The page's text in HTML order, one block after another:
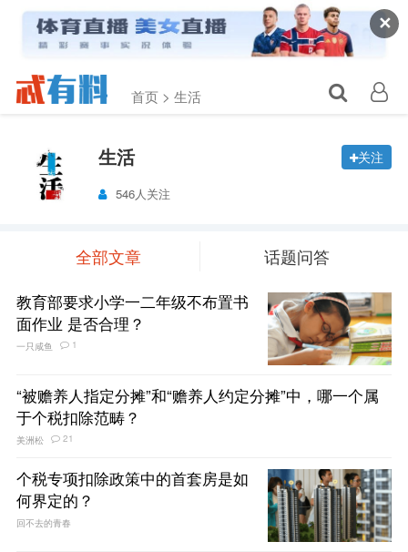
✕
首页 > 生活
生活
546人关注
关注
全部文章
话题问答
教育部要求小学一二年级不布置书
面作业 是否合理？
一只咸鱼 1
“被赡养人指定分摊”和“赡养人约定分摊”中，哪一个属
于个税扣除范畴？
美洲松 21
个税专项扣除政策中的首套房是如
何界定的？
回不去的青春